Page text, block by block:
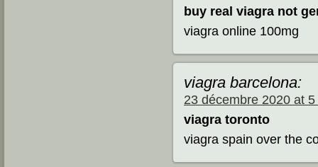
buy real viagra not
viagra online 100mg
viagra barcelona:
23 décembre 2020 at
viagra toronto
viagra spain over the